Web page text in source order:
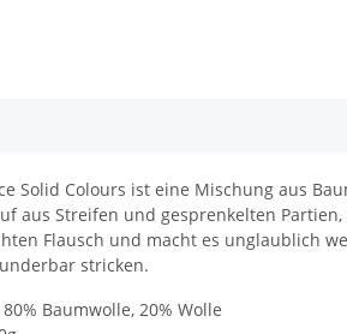
Solid Colours ist eine Mischung aus
aus Streifen und gesprenkelten
Flausch und macht es unglaublich
stricken.
Baumwolle, 20% Wolle